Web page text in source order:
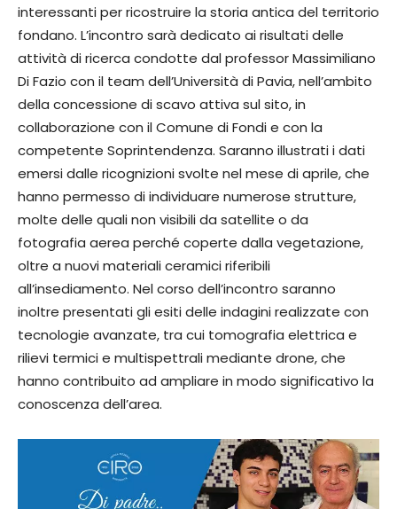
interessanti per ricostruire la storia antica del territorio
fondano. L’incontro sarà dedicato ai risultati delle
attività di ricerca condotte dal professor Massimiliano
Di Fazio con il team dell’Università di Pavia, nell’ambito
della concessione di scavo attiva sul sito, in
collaborazione con il Comune di Fondi e con la
competente Soprintendenza. Saranno illustrati i dati
emersi dalle ricognizioni svolte nel mese di aprile, che
hanno permesso di individuare numerose strutture,
molte delle quali non visibili da satellite o da
fotografia aerea perché coperte dalla vegetazione,
oltre a nuovi materiali ceramici riferibili
all’insediamento. Nel corso dell’incontro saranno
inoltre presentati gli esiti delle indagini realizzate con
tecnologie avanzate, tra cui tomografia elettrica e
rilievi termici e multispettrali mediante drone, che
hanno contribuito ad ampliare in modo significativo la
conoscenza dell’area.